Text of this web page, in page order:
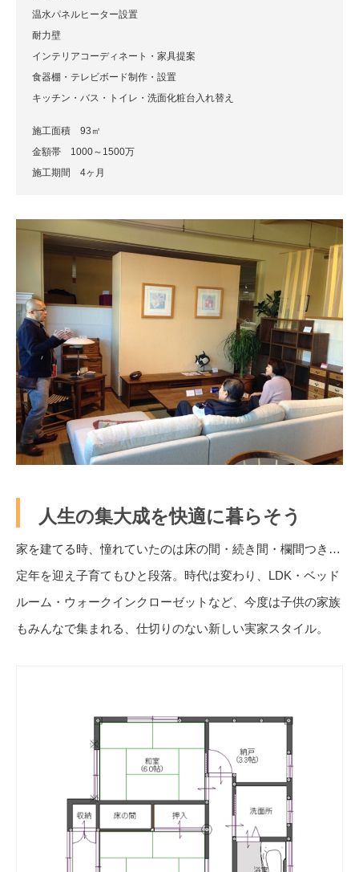
温水パネルヒーター設置
耐力壁
インテリアコーディネート・家具提案
食器棚・テレビボード制作・設置
キッチン・バス・トイレ・洗面化粧台入れ替え
施工面積 93㎡
金額帯 1000～1500万
施工期間 4ヶ月
人生の集大成を快適に暮らそう
家を建てる時、憧れていたのは床の間・続き間・欄間つき…
定年を迎え子育てもひと段落。時代は変わり、LDK・ベッド
ルーム・ウォークインクローゼットなど、今度は子供の家族
もみんなで集まれる、仕切りのない新しい実家スタイル。